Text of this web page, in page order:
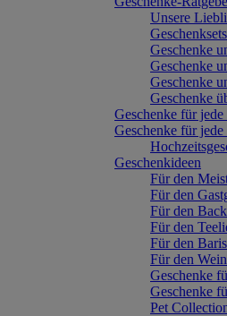
Unsere
Geschenksets
Geschenke
Geschenke
Geschenke
Geschenke
Geschenke für jede
Geschenke für
Geschenkideen
Für den
Für den
Für den
Für den
Für den
Für den
Geschenke
Geschenke
Pet